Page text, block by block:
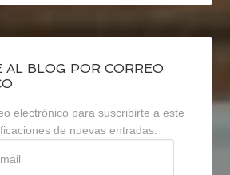
AL BLOG POR CORREO
electrónico para suscribirte a este
de nuevas entradas.